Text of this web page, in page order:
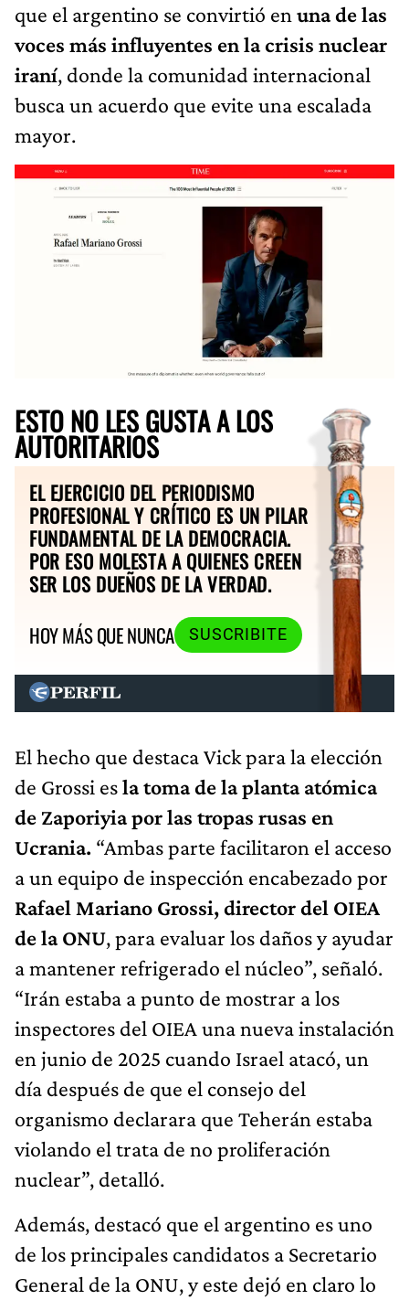
que el argentino se convirtió en una de las
voces más influyentes en la crisis nuclear
iraní, donde la comunidad internacional
busca un acuerdo que evite una escalada
mayor.
ESTO NO LES GUSTA A LOS
AUTORITARIOS
EL EJERCICIO DEL PERIODISMO
PROFESIONAL Y CRÍTICO ES UN PILAR
FUNDAMENTAL DE LA DEMOCRACIA.
POR ESO MOLESTA A QUIENES CREEN
SER LOS DUEÑOS DE LA VERDAD.
HOY MÁS QUE NUNCA
SUSCRIBITE
El hecho que destaca Vick para la elección
de Grossi esla toma de la planta atómica
de Zaporiyia por las tropas rusas en
Ucrania. “Ambas parte facilitaron el acceso
a un equipo de inspección encabezado por
Rafael Mariano Grossi, director del OIEA
de la ONU, para evaluar los daños y ayudar
a mantener refrigerado el núcleo”, señaló.
“Irán estaba a punto de mostrar a los
inspectores del OIEA una nueva instalación
en junio de 2025 cuando Israel atacó, un
día después de que el consejo del
organismo declarara que Teherán estaba
violando el trata de no proliferación
nuclear”, detalló.
Además, destacó que el argentino es uno
de los principales candidatos a Secretario
General de la ONU, y este dejó en claro lo